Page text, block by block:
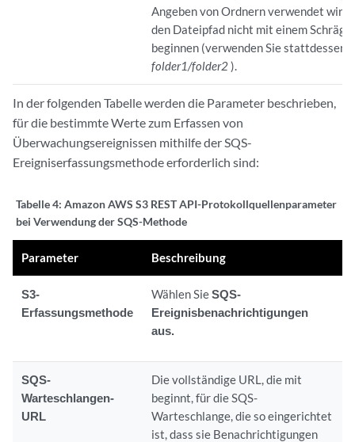
Angeben von Ordnern verwendet wird,
den Dateipfad nicht mit einem
beginnen (verwenden Sie stattdessen
folder1/folder2).
In der folgenden Tabelle werden die Parameter beschrieben,
für die bestimmte Werte zum Erfassen von
Überwachungsereignissen mithilfe der SQS-
Ereigniserfassungsmethode erforderlich sind:
Tabelle 4: Amazon AWS S3 REST API-Protokollquellenparameter
bei Verwendung der SQS-Methode
Parameter Beschreibung
S3-
Erfassungsmethode
Wählen SieSQS-
Ereignisbenachrichtigungen
aus.
SQS-
Warteschlangen-
URL
Die vollständige URL, die mit
beginnt, für die SQS-
Warteschlange, die so eingerichtet
ist, dass sie Benachrichtigungen